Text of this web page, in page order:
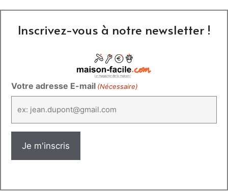
Inscrivez-vous à notre newsletter !
Votre adresse E-mail (Nécessaire)